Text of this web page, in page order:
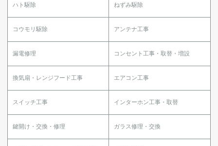
ハト駆除 ねずみ駆除
コウモリ駆除 アンテナ工事
漏電修理 コンセント工事・取替・増設
換気扇・レンジフード工事 エアコン工事
スイッチ工事 インターホン工事・取替
鍵開け・交換・修理 ガラス修理・交換